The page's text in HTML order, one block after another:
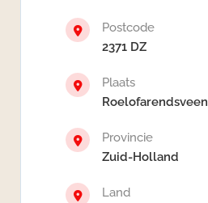
Postcode
2371 DZ
Plaats
Roelofarendsveen
Provincie
Zuid-Holland
Land